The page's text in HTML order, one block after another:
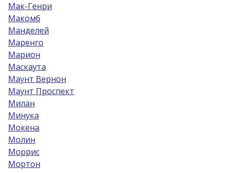
Мак-Генри
Макомб
Манделей
Маренго
Марион
Маскаута
Маунт Вернон
Маунт Проспект
Милан
Минука
Мокена
Молин
Моррис
Мортон